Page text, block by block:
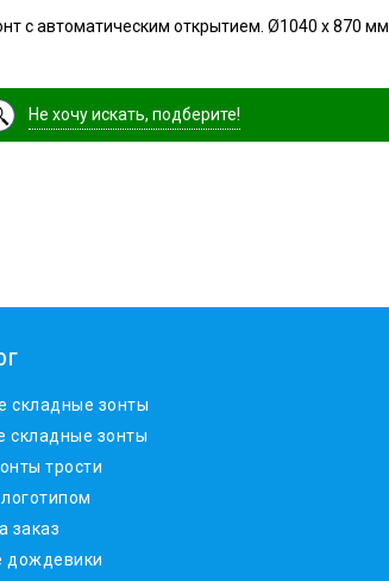
с автоматическим открытием. Ø1040 x 870 мм
Не хочу искать, подберите!
складные зонты
складные зонты
трости
заказ
дождевики